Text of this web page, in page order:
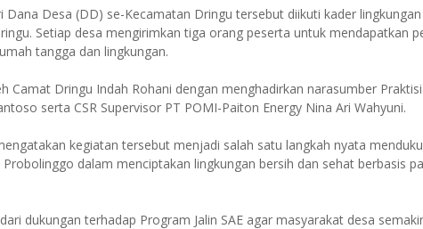
Dana Desa (DD) se-Kecamatan Dringu tersebut diikuti kader
Setiap desa mengirimkan tiga orang peserta untuk mendapatkan
tangga dan lingkungan.
Camat Dringu Indah Rohani dengan menghadirkan narasumber
serta CSR Supervisor PT POMI-Paiton Energy Nina Ari Wahyuni.
kegiatan tersebut menjadi salah satu langkah nyata
Probolinggo dalam menciptakan lingkungan bersih dan sehat berbasis
dukungan terhadap Program Jalin SAE agar masyarakat desa